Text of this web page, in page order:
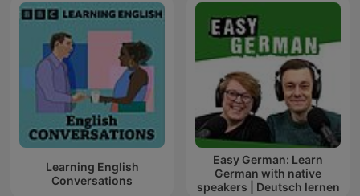
Easy German: Learn
German with native
speakers | Deutsch lernen
Learning English
Conversations